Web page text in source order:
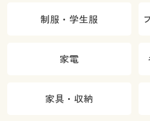
制服・学生服
家電
家具・収納